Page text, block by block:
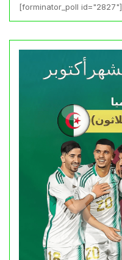
[forminator_poll id="2827"]